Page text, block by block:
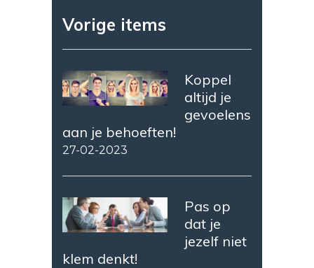
Vorige items
Koppel
altijd je
gevoelens
aan je behoeften!
27-02-2023
Pas op
dat je
jezelf niet
klem denkt!